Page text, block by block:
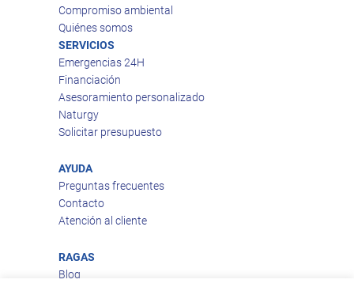
Compromiso ambiental
Quiénes somos
SERVICIOS
Emergencias 24H
Financiación
Asesoramiento personalizado
Naturgy
Solicitar presupuesto
AYUDA
Preguntas frecuentes
Contacto
Atención al cliente
RAGAS
Blog